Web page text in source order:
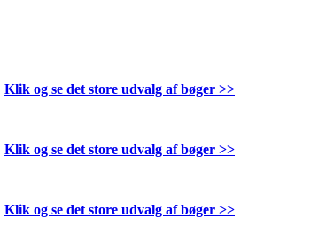
Klik og se det store udvalg af bøger >>
Klik og se det store udvalg af bøger >>
Klik og se det store udvalg af bøger >>